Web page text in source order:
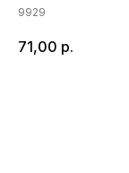
9929
71,00 р.